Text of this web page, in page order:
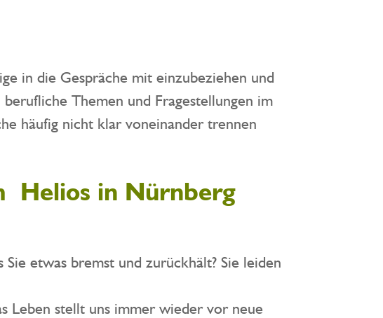
in die Gespräche mit einzubeziehen und
Themen und Fragestellungen im
häufig nicht klar voneinander trennen
Helios in Nürnberg
etwas bremst und zurückhält? Sie leiden
Leben stellt uns immer wieder vor neue